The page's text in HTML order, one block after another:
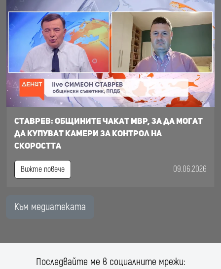
Ставрев: общините чакат МВР, за да могат
да купуват камери за контрол на
скоростта
Вижте повече 09.06.2026
Към медиатеката
Последвайте ме в социалните мрежи: